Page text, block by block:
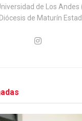
de Los Andes
de Maturín